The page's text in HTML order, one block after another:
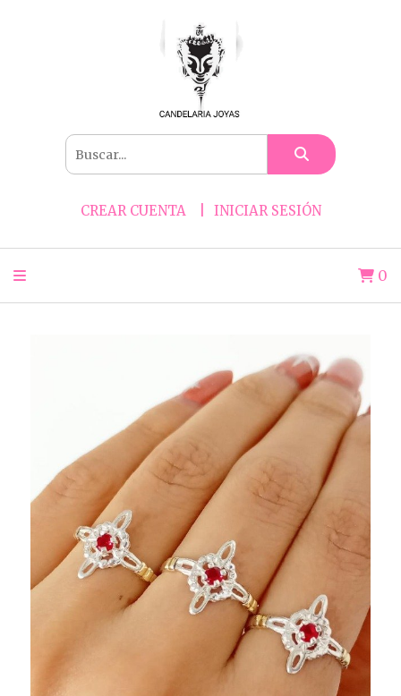
CREAR CUENTA INICIAR SESIÓN
0